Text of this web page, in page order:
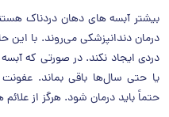
بیشتر آبسه های دهان دردناک هستند
درمان دندانپزشکی می‌روند. با
دردی ایجاد نکند. در صورتی که
یا حتی سال‌ها باقی بماند.
حتماً باید درمان شود. هرگز از